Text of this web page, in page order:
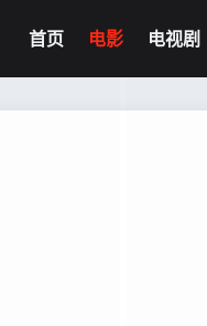
首页 电影 电视剧